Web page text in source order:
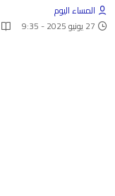
المساء اليوم
27 يونيو 2025 - 9:35